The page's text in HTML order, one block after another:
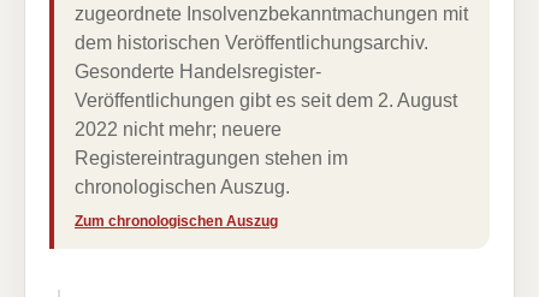
zugeordnete Insolvenzbekanntmachungen mit
dem historischen Veröffentlichungsarchiv.
Gesonderte Handelsregister-
Veröffentlichungen gibt es seit dem 2. August
2022 nicht mehr; neuere
Registereintragungen stehen im
chronologischen Auszug.
Zum chronologischen Auszug